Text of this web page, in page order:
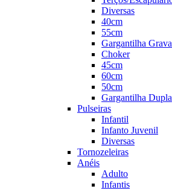
Diversas
40cm
55cm
Gargantilha
Choker
45cm
60cm
50cm
Gargantilha Dupla
Pulseiras
Infantil
Infanto Juvenil
Diversas
Tornozeleiras
Anéis
Adulto
Infantis